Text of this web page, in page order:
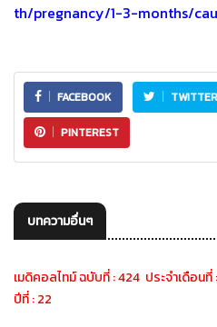
th/pregnancy/1-3-months/
FACEBOOK TWITTER
PINTEREST
บทความอื่นๆ
เมดิคอลไทม์ ฉบับที่ : 424 ประจำเดือน
ปีที่ : 22